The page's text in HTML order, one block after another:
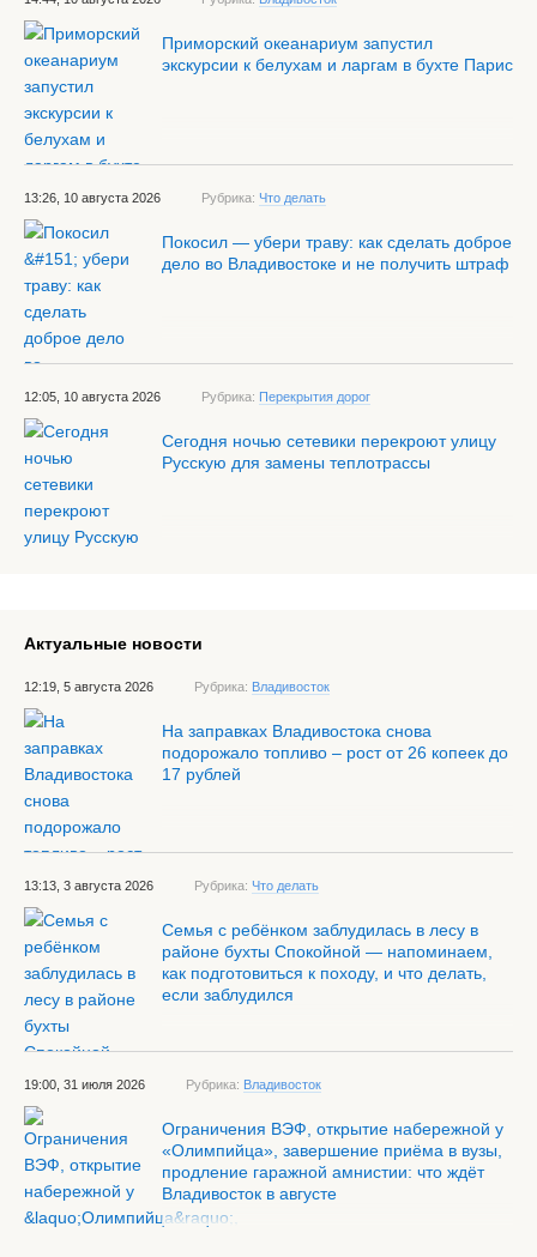
Приморский океанариум запустил
экскурсии к белухам и ларгам в бухте Парис
13:26, 10 августа 2026 Рубрика: Что делать
Покосил — убери траву: как сделать доброе
дело во Владивостоке и не получить штраф
12:05, 10 августа 2026 Рубрика: Перекрытия дорог
Сегодня ночью сетевики перекроют улицу
Русскую для замены теплотрассы
Актуальные новости
12:19, 5 августа 2026 Рубрика: Владивосток
На заправках Владивостока снова
подорожало топливо – рост от 26 копеек до
17 рублей
13:13, 3 августа 2026 Рубрика: Что делать
Семья с ребёнком заблудилась в лесу в
районе бухты Спокойной — напоминаем,
как подготовиться к походу, и что делать,
если заблудился
19:00, 31 июля 2026 Рубрика: Владивосток
Ограничения ВЭФ, открытие набережной у
«Олимпийца», завершение приёма в вузы,
продление гаражной амнистии: что ждёт
Владивосток в августе